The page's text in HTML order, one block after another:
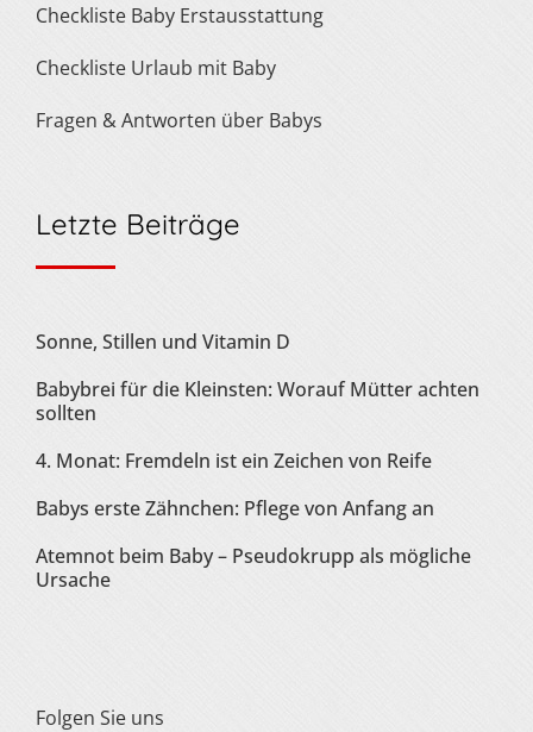
Checkliste Baby Erstausstattung
Checkliste Urlaub mit Baby
Fragen & Antworten über Babys
Letzte Beiträge
Sonne, Stillen und Vitamin D
Babybrei für die Kleinsten: Worauf Mütter achten
sollten
4. Monat: Fremdeln ist ein Zeichen von Reife
Babys erste Zähnchen: Pflege von Anfang an
Atemnot beim Baby – Pseudokrupp als mögliche
Ursache
Folgen Sie uns